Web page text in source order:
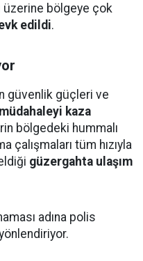
üzerine bölgeye çok
edildi.
güvenlik güçleri ve
kaza
bölgedeki hummalı
çalışmaları tüm hızıyla
güzergahta ulaşım
adına polis